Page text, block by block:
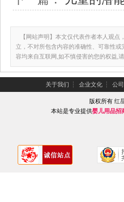
【网站声明】本文仅代表作者本人观点
立，不对所包含内容的准确性、可靠性
容均来自互联网,如不慎侵害的您的权益,
关于我们 ┆ 企业文化 ┆ 公
版权所有红
本站是专业提供婴儿用品招